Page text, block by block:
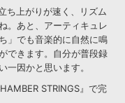
ち上がりが速く、リズム
。あと、アーティキュレ
」でも音楽的に自然に鳴
できます。自分が普段録
一因かと思います。
STRINGS』で完